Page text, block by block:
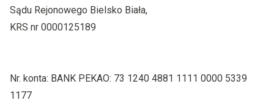
Sądu Rejonowego Bielsko Biała,
KRS nr 0000125189
Nr. konta: BANK PEKAO: 73 1240 4881 1111 0000 5339
1177